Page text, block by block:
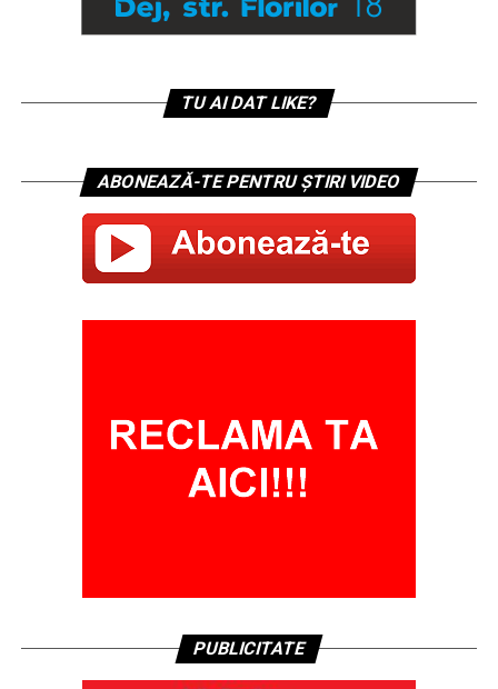
TU AI DAT LIKE?
ABONEAZĂ-TE PENTRU ȘTIRI VIDEO
PUBLICITATE